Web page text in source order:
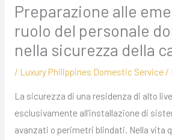
Preparazione alle
ruolo del personale
nella sicurezza della
/ Luxury Philippines Domestic Service/
La sicurezza di una residenza di alto
esclusivamente all’installazione di
avanzati o perimetri blindati. Nella vita